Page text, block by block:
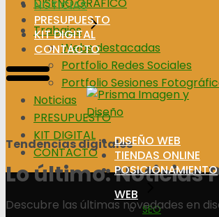
NOTICIAS
PRESUPUESTO
KIT DIGITAL
CONTACTO
DISEÑO WEB
TIENDAS ONLINE
POSICIONAMIENTO
WEB
SEO
Trabajos
Webs destacadas
Portfolio Redes Sociales
Portfolio Sesiones
Noticias
PRESUPUESTO
KIT DIGITAL
CONTACTO
Tendencias digitales
Lo último: Noticias
Descubre las últimas novedades en